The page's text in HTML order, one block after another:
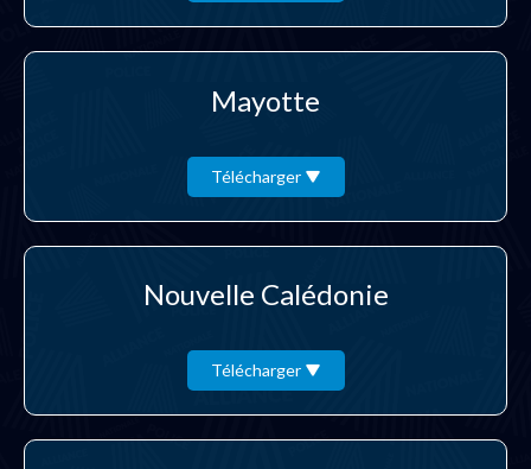
Mayotte
Télécharger
Nouvelle Calédonie
Télécharger